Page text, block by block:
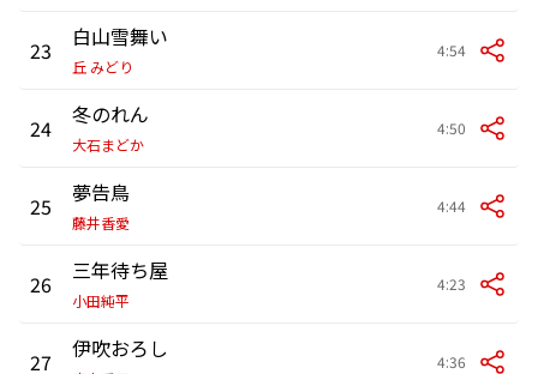
23 白山雪舞い
丘 みどり
4:54
24 冬のれん
大石まどか
4:50
25 夢告鳥
藤井香愛
4:44
26 三年待ち屋
小田純平
4:23
27 伊吹おろし 4:36